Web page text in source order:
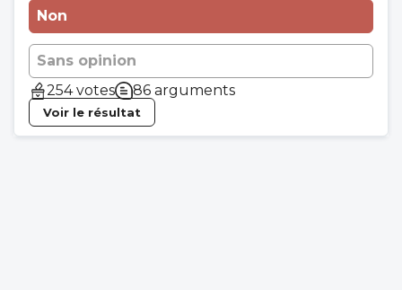
Non
Sans opinion
254 votes
86 arguments
Voir le résultat